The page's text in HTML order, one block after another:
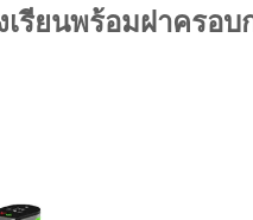
รียนพร้อมฝาครอ